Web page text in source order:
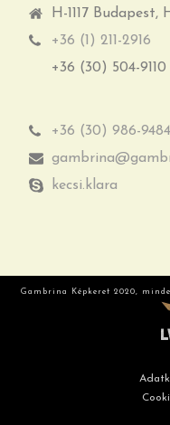
H-1117
+36 (1) 211-2916
+36 (30) 504-9110
+36 (30) 986-9484
kecsi.klara
Gambrina Képkeret 2020,